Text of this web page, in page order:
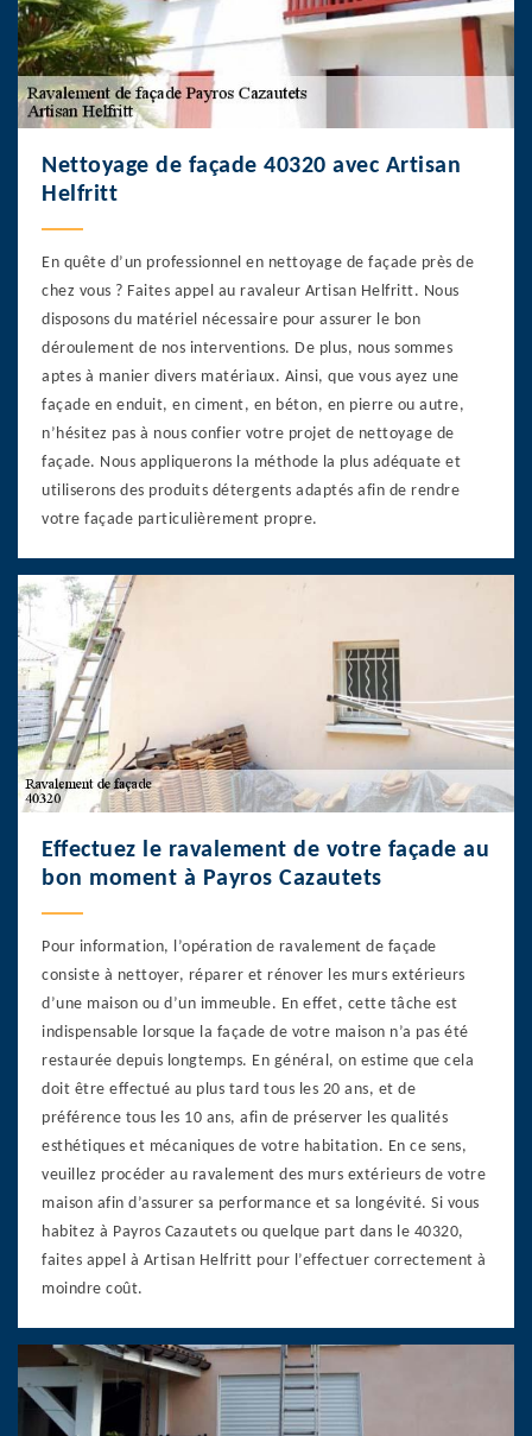
Nettoyage de façade 40320 avec Artisan
Helfritt
En quête d’un professionnel en nettoyage de façade près de
chez vous ? Faites appel au ravaleur Artisan Helfritt. Nous
disposons du matériel nécessaire pour assurer le bon
déroulement de nos interventions. De plus, nous sommes
aptes à manier divers matériaux. Ainsi, que vous ayez une
façade en enduit, en ciment, en béton, en pierre ou autre,
n’hésitez pas à nous confier votre projet de nettoyage de
façade. Nous appliquerons la méthode la plus adéquate et
utiliserons des produits détergents adaptés afin de rendre
votre façade particulièrement propre.
Effectuez le ravalement de votre façade au
bon moment à Payros Cazautets
Pour information, l’opération de ravalement de façade
consiste à nettoyer, réparer et rénover les murs extérieurs
d’une maison ou d’un immeuble. En effet, cette tâche est
indispensable lorsque la façade de votre maison n’a pas été
restaurée depuis longtemps. En général, on estime que cela
doit être effectué au plus tard tous les 20 ans, et de
préférence tous les 10 ans, afin de préserver les qualités
esthétiques et mécaniques de votre habitation. En ce sens,
veuillez procéder au ravalement des murs extérieurs de votre
maison afin d’assurer sa performance et sa longévité. Si vous
habitez à Payros Cazautets ou quelque part dans le 40320,
faites appel à Artisan Helfritt pour l’effectuer correctement à
moindre coût.